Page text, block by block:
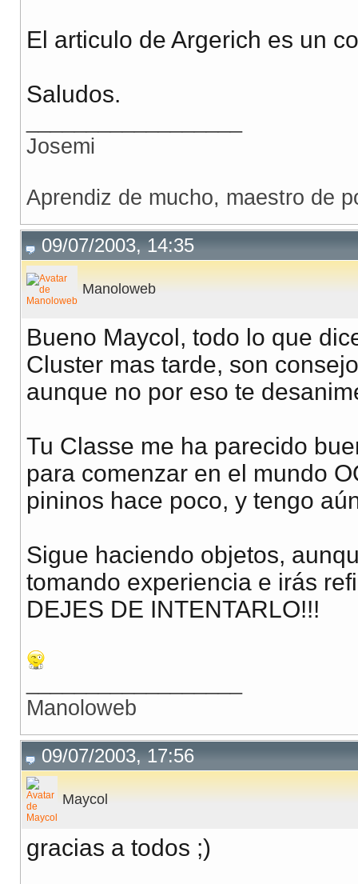
El articulo de Argerich es un
Saludos.
Josemi
Aprendiz de mucho, maestro de
09/07/2003, 14:35
Manoloweb
Bueno Maycol, todo lo que
Cluster mas tarde, son
aunque no por eso te
Tu Classe me ha parecido
para comenzar en el mundo
pininos hace poco, y tengo
Sigue haciendo objetos,
tomando experiencia e irás
DEJES DE INTENTARLO!!!
Manoloweb
09/07/2003, 17:56
Maycol
gracias a todos ;)